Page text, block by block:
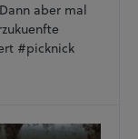
aber mal
#picknick